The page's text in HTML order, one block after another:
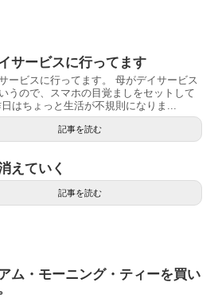
サービスに行ってます
ービスに行ってます。 母がデイサービス
うので、スマホの目覚ましをセットして
はちょっと生活が不規則になりま...
記事を読む
えていく
記事を読む
ム・モーニング・ティーを買い